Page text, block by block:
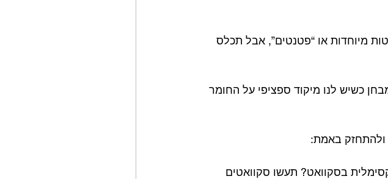
מיוחדות או “פטנטים”, אבל תכלס
כשיש לנו מיקוד ספציפי על החומר
ולהתחזק באמת:
בסקוואט? תעשו סקוואטים